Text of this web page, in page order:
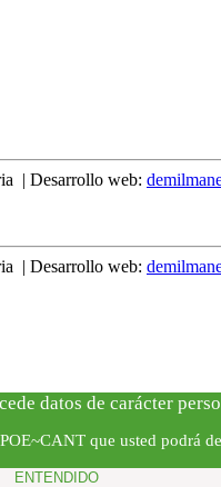
| Desarrollo web:
| Desarrollo web:
datos de carácter
que usted podrá
ENTENDIDO